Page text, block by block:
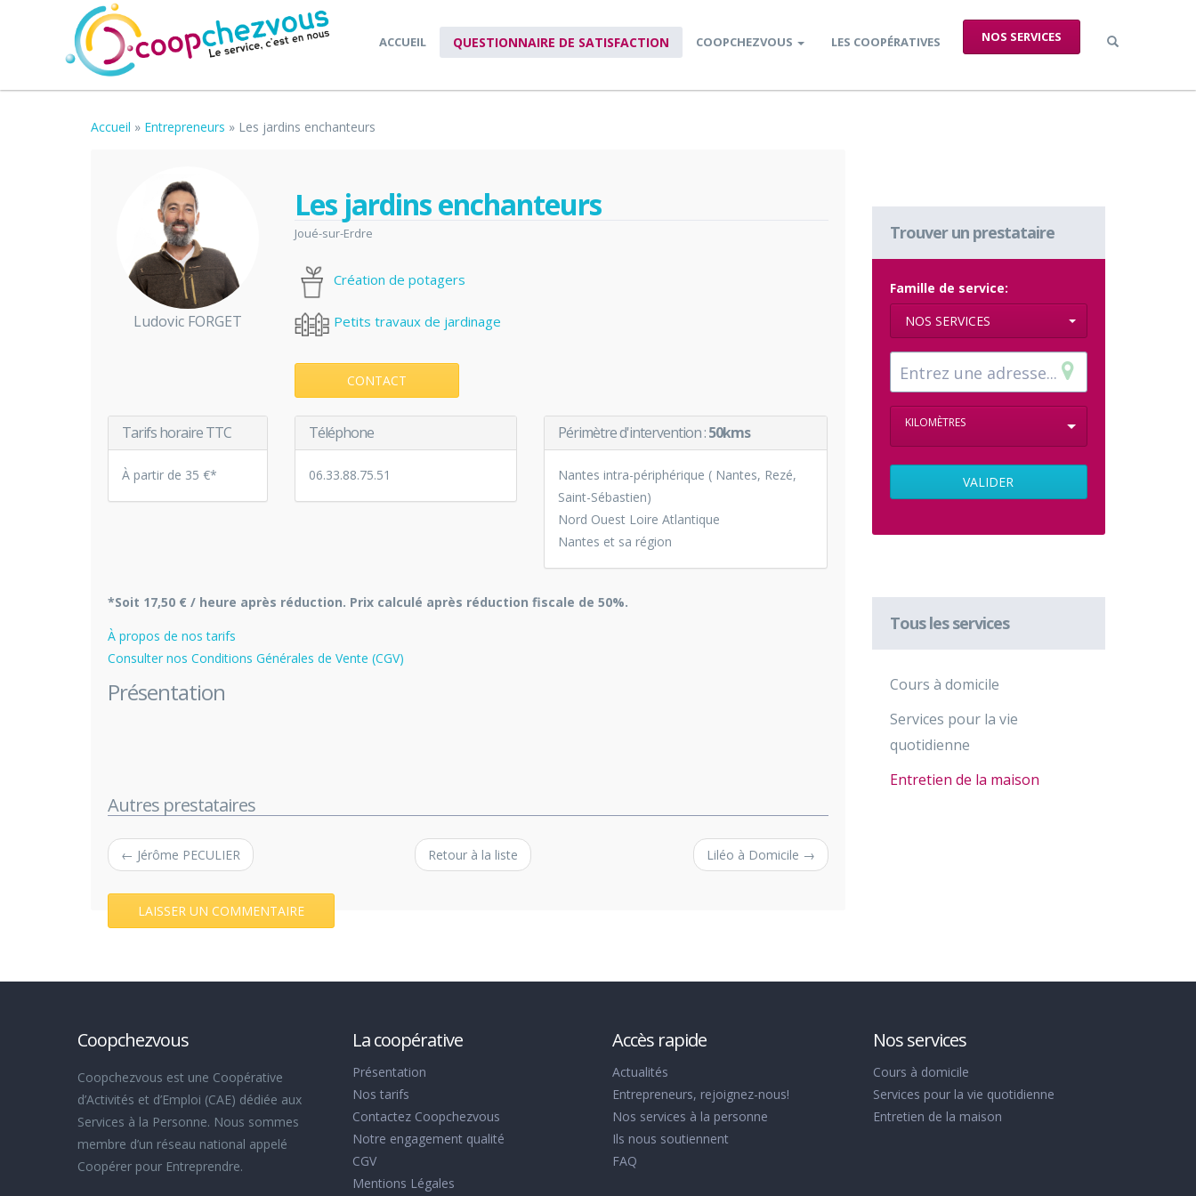
ACCUEIL QUESTIONNAIRE DE SATISFACTION COOPCHEZVOUS LES COOPÉRATIVES NOS SERVICES
Accueil » Entrepreneurs » Les jardins enchanteurs
Ludovic FORGET
Les jardins enchanteurs
Joué-sur-Erdre
Création de potagers
Petits travaux de jardinage
CONTACT
Tarifs horaire TTC
À partir de 35 €*
Téléphone
06.33.88.75.51
Périmètre d'intervention :50kms
Nantes intra-périphérique ( Nantes, Rezé,
Saint-Sébastien)
Nord Ouest Loire Atlantique
Nantes et sa région
*Soit 17,50 € / heure après réduction. Prix calculé après réduction fiscale de 50%.
À propos de nos tarifs
Consulter nos Conditions Générales de Vente (CGV)
Présentation
Autres prestataires
← Jérôme PECULIER Retour à la liste Liléo à Domicile →
LAISSER UN COMMENTAIRE
Trouver un prestataire
Famille de service:
NOS SERVICES
KILOMÈTRES
Tous les services
Cours à domicile
Services pour la vie
quotidienne
Entretien de la maison
Coopchezvous
Coopchezvous est une Coopérative
d’Activités et d’Emploi (CAE) dédiée aux
Services à la Personne. Nous sommes
membre d’un réseau national appelé
Coopérer pour Entreprendre.
La coopérative
Présentation
Nos tarifs
Contactez Coopchezvous
Notre engagement qualité
CGV
Mentions Légales
Accès rapide
Actualités
Entrepreneurs, rejoignez-nous!
Nos services à la personne
Ils nous soutiennent
FAQ
Nos services
Cours à domicile
Services pour la vie quotidienne
Entretien de la maison